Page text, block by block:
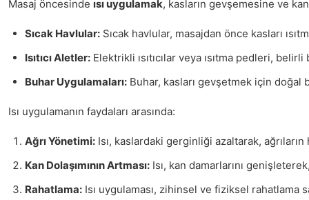
Masaj öncesinde ısı uygulamak, kasların gevşemesine ve
Sıcak Havlular: Sıcak havlular, masajdan önce kasları
Isıtıcı Aletler: Elektrikli ısıtıcılar veya ısıtma pedleri,
Buhar Uygulamaları: Buhar, kasları gevşetmek için doğal
Isı uygulamanın faydaları arasında:
Ağrı Yönetimi: Isı, kaslardaki gerginliği azaltarak,
Kan Dolaşımının Artması: Isı, kan damarlarını
Rahatlama: Isı uygulaması, zihinsel ve fiziksel